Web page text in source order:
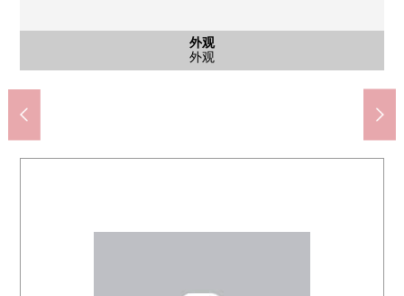
外观
外观
客厅
客厅
客厅
客厅
厨房
厨房
厨房
厨房
厕所
厕所
公共汽车
公共汽车
洗脸
洗手间
风景
风景
风景
风景
客厅
客厅